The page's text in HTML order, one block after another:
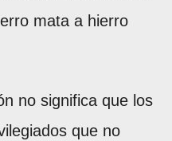
mata a hierro
no significa que los
que no